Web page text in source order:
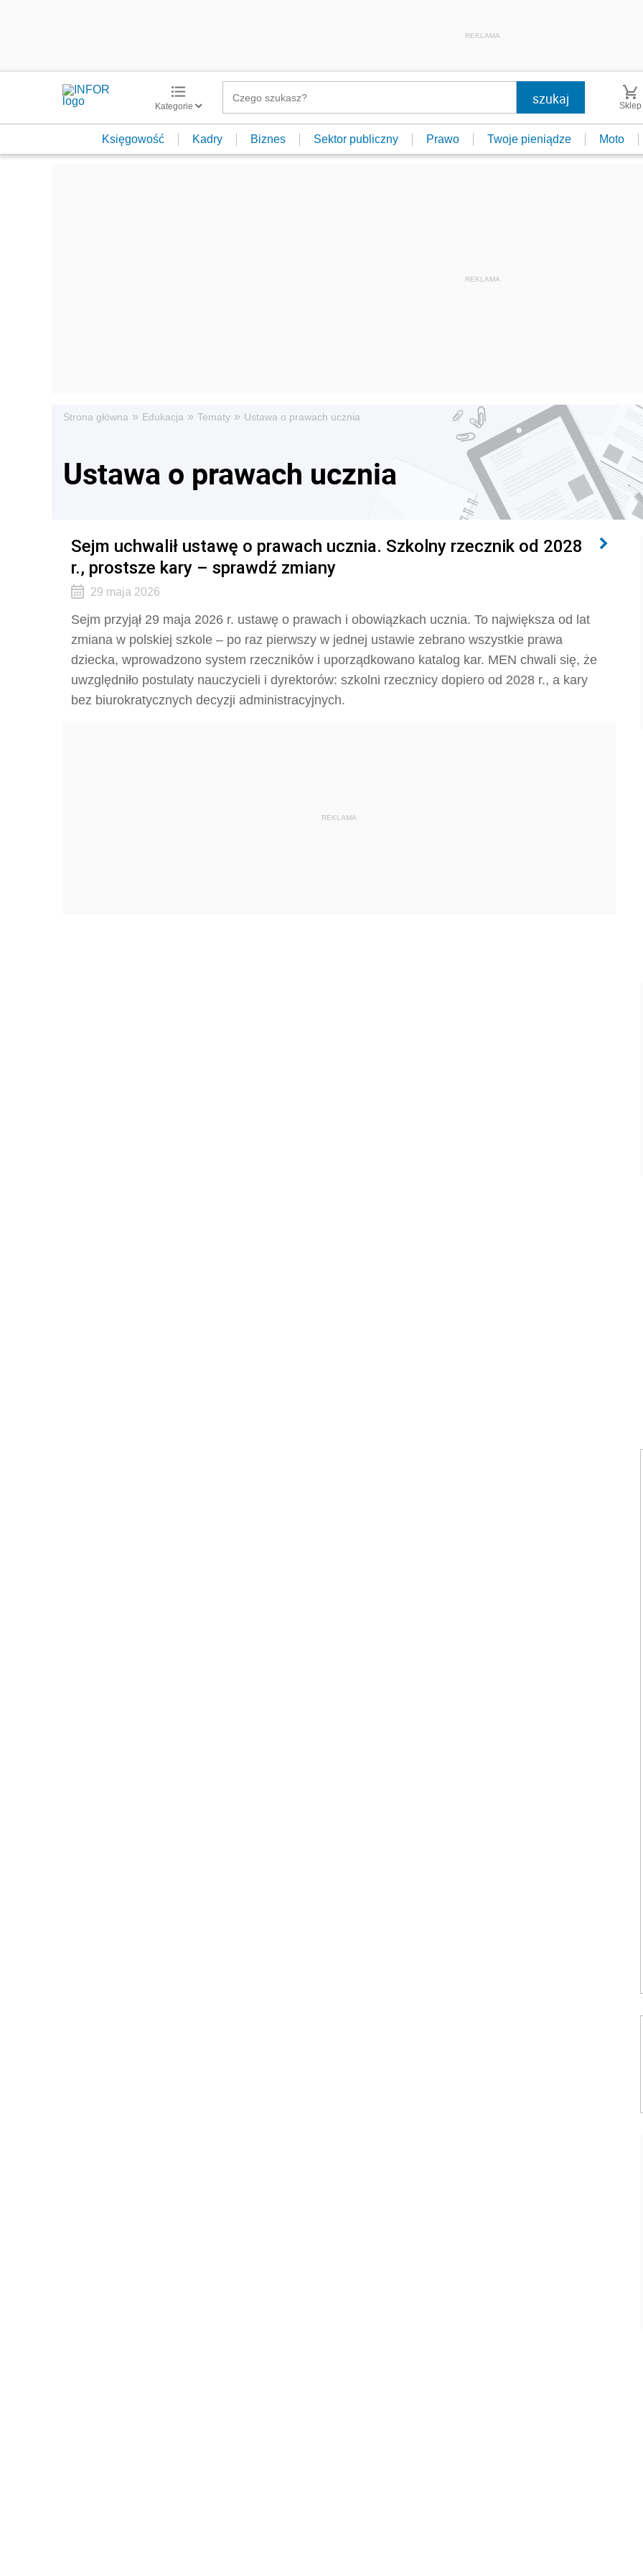
REKLAMA
Kategorie Sklep
Księgowość Kadry Biznes Sektor publiczny Prawo Twoje pieniądze Moto
Strona główna » Edukacja » Tematy » Ustawa o prawach ucznia
Ustawa o prawach ucznia
Sejm uchwalił ustawę o prawach ucznia. Szkolny rzecznik od 2028
r., prostsze kary – sprawdź zmiany
29 maja 2026
Sejm przyjął 29 maja 2026 r. ustawę o prawach i obowiązkach ucznia. To największa od lat
zmiana w polskiej szkole – po raz pierwszy w jednej ustawie zebrano wszystkie prawa
dziecka, wprowadzono system rzeczników i uporządkowano katalog kar. MEN chwali się, że
uwzględniło postulaty nauczycieli i dyrektorów: szkolni rzecznicy dopiero od 2028 r., a kary
bez biurokratycznych decyzji administracyjnych.
REKLAMA